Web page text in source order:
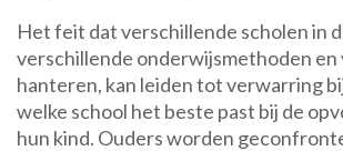
Het feit dat verschillende scholen in
verschillende onderwijsmethoden en
hanteren, kan leiden tot verwarring
welke school het beste past bij de
hun kind. Ouders worden